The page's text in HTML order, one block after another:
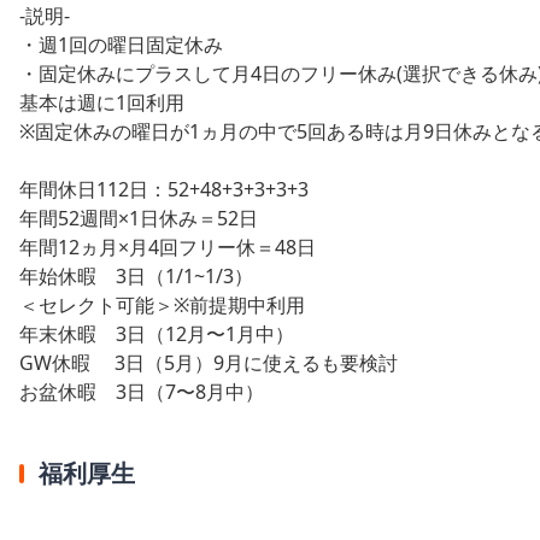
-説明-
・週1回の曜日固定休み
・固定休みにプラスして月4日のフリー休み(選択できる休
基本は週に1回利用
※固定休みの曜日が1ヵ月の中で5回ある時は月9日休みとな
年間休日112日：52+48+3+3+3+3
年間52週間×1日休み＝52日
年間12ヵ月×月4回フリー休＝48日
年始休暇 3日（1/1~1/3）
＜セレクト可能＞※前提期中利用
年末休暇 3日（12月〜1月中）
GW休暇 3日（5月）9月に使えるも要検討
お盆休暇 3日（7〜8月中）
福利厚生